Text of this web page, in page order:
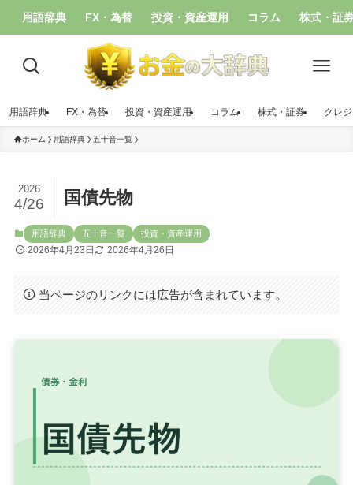
用語辞典 FX・為替 投資・資産運用 コラム 株式・証
用語辞典 FX・為替 投資・資産運用 コラム 株式・証券 クレ
ホーム 用語辞典 五十音一覧
国債先物
2026
4/26
用語辞典 五十音一覧 投資・資産運用
2026年4月23日 2026年4月26日
当ページのリンクには広告が含まれています。